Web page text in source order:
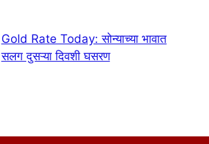
Gold Rate Today: सोन्याच्या भावात
सलग दुसऱ्या दिवशी घसरण